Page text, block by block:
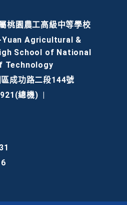
桃園農工高級中等學校
Agricultural &
School of National
Technology
成功路二段144號
總機)